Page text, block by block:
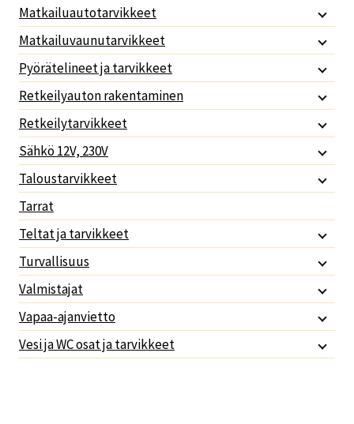
Matkailuautotarvikkeet
Matkailuvaunutarvikkeet
Pyörätelineet ja tarvikkeet
Retkeilyauton rakentaminen
Retkeilytarvikkeet
Sähkö 12V, 230V
Taloustarvikkeet
Tarrat
Teltat ja tarvikkeet
Turvallisuus
Valmistajat
Vapaa-ajanvietto
Vesi ja WC osat ja tarvikkeet